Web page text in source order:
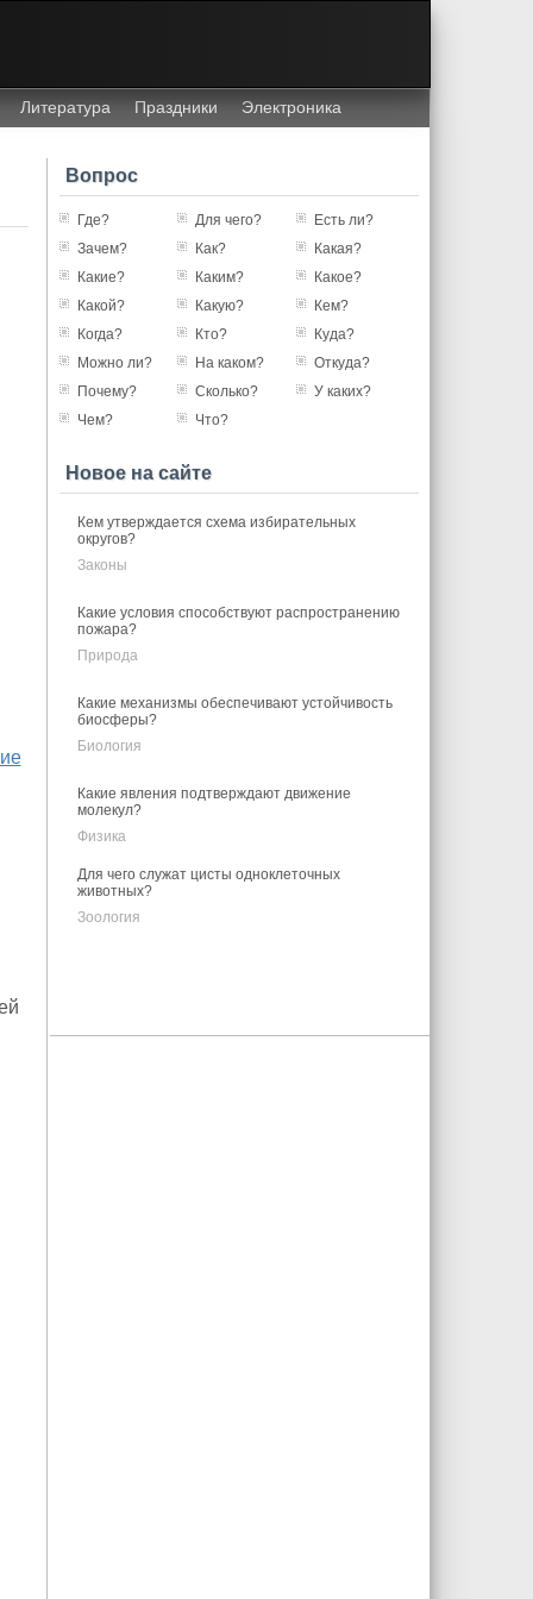
Литература Праздники Электроника
Вопрос
Где? Для чего?
Есть ли?
Зачем?
Как?
Какая?
Какие?
Каким?
Какое?
Какой?
Какую?
Кем?
Когда?
Кто?
Куда?
Можно ли?
На каком?
Откуда?
Почему?
Сколько?
У каких?
Чем?
Что?
Новое на сайте
Кем утверждается схема избирательных
округов?
Законы
Какие условия способствуют распространению
пожара?
Природа
Какие механизмы обеспечивают устойчивость
биосферы?
Биология
Какие явления подтверждают движение
молекул?
Физика
Для чего служат цисты одноклеточных
животных?
Зоология